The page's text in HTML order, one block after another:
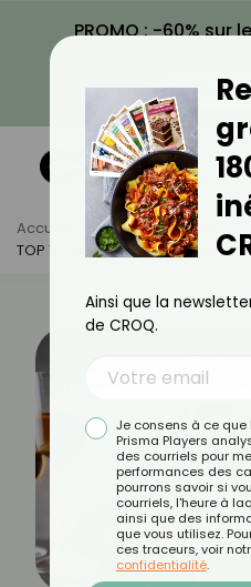
PROMO : -60% sur
VOIR
Accueil Actus
Minceur
TOP 10 Des Digestifs Les Plus
Ainsi que la
de CROQ.
Je consens à ce
Prisma Players
des courriels pour
performances des
pourrons savoir si
courriels, l'heure à
ainsi que des
que vous utilisez.
ces traceurs, voir
confidentialité.